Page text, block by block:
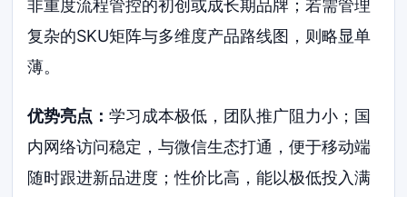
非重度流程管控的初创或成长期品牌；若需管理
复杂的SKU矩阵与多维度产品路线图，则略显单
薄。
优势亮点：学习成本极低，团队推广阻力小；国
内网络访问稳定，与微信生态打通，便于移动端
随时跟进新品进度；性价比高，能以极低投入满